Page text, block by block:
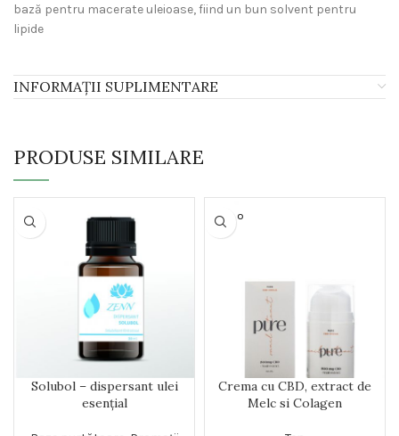
bază pentru macerate uleioase, fiind un bun solvent pentru
lipide
INFORMAȚII SUPLIMENTARE
PRODUSE SIMILARE
Solubol – dispersant ulei
esențial
SOLD O
UT
Crema cu CBD, extract de
Melc si Colagen